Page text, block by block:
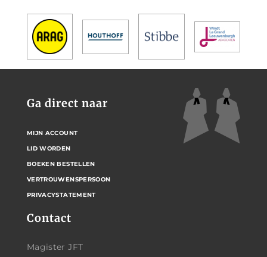
Contact
Magister JFT
Ga direct naar
MIJN ACCOUNT
LID WORDEN
BOEKEN BESTELLEN
VERTROUWENSPERSOON
PRIVACYSTATEMENT